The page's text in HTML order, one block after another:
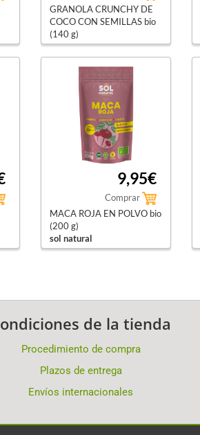
GRANOLA CRUNCHY DE
COCO CON SEMILLAS bio
(140 g)
sol natural
9,95€
Comprar
MACA ROJA EN POLVO bio
(200 g)
sol natural
de la tienda
Procedimiento de compra
Plazos de entrega
Envíos internacionales